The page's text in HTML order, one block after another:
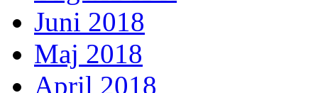
Juni 2018
Maj 2018
April 2018